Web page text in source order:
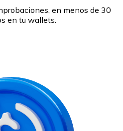
en menos de 30
en tu wallets.